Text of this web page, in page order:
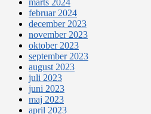
februar 2024
december 2023
november 2023
oktober 2023
september 2023
august 2023
juli 2023
juni 2023
maj 2023
april 2023